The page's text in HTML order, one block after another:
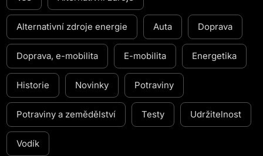
Alternativní zdroje energie Auta Doprava
Doprava, e-mobilita E-mobilita Energetika
Historie Novinky Potraviny
Potraviny a zemědělství Testy Udržitelnost
Vodík